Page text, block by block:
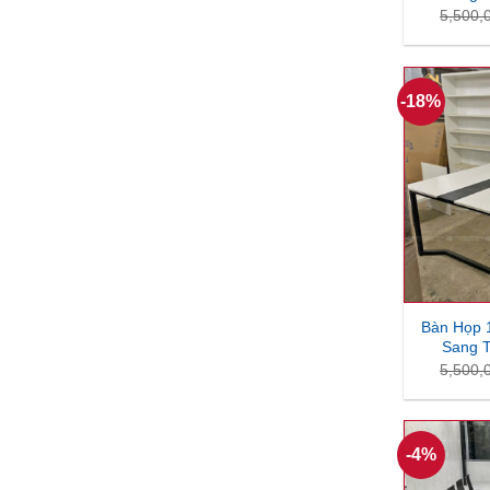
-18%
Bàn Họp
Sang
-4%